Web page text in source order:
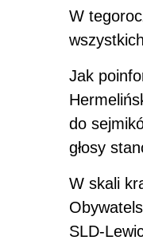
W
Jak
do
głosy
W skali
SLD-